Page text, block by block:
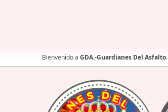
Bienvenido a GDA.-Guardianes Del Asfalto.